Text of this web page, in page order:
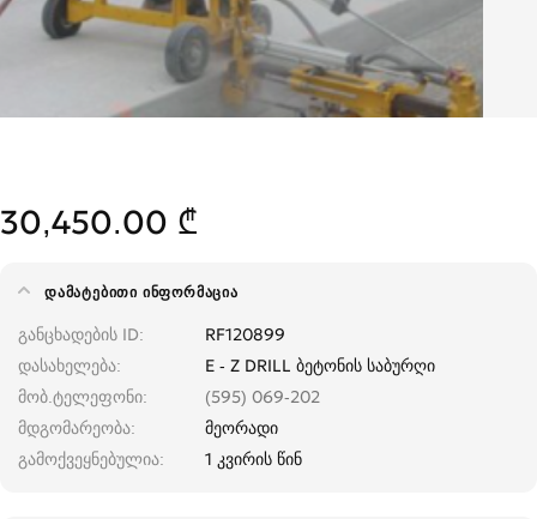
30,450.00 ₾
ᲓᲐᲛᲐᲢᲔᲑᲘᲗᲘ ᲘᲜᲤᲝᲠᲛᲐᲪᲘᲐ
განცხადების ID
RF120899
დასახელება
E - Z DRILL ბეტონის საბურღი
მობ.ტელეფონი
(595) 069-202
მდგომარეობა
მეორადი
გამოქვეყნებულია
1 კვირის წინ